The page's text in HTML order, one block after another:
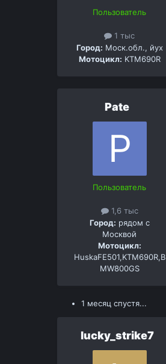
Пользователь
1 тыс
Город: Моск.обл., йух
Мотоцикл: KTM690R
Pate
Пользователь
1,6 тыс
Город: рядом с
Москвой
Мотоцикл:
HuskaFE501,KTM690R,B
MW800GS
1 месяц спустя...
lucky_strike7